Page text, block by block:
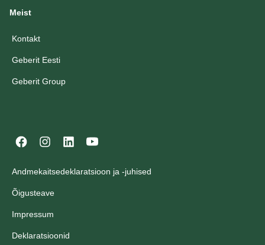
Meist
Kontakt
Geberit Eesti
Geberit Group
Andmekaitsedeklaratsioon ja -juhised
Õigusteave
Impressum
Deklaratsioonid